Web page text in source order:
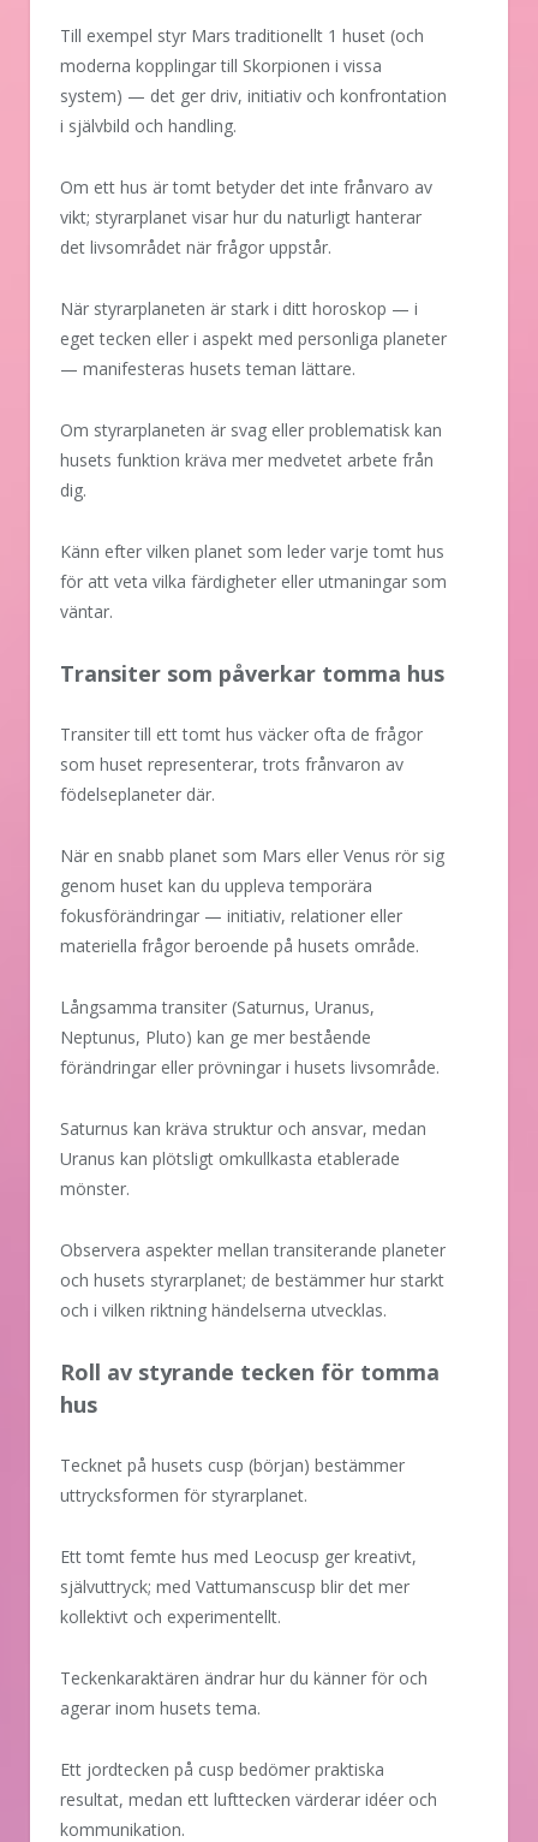
Till exempel styr Mars traditionellt 1 huset (och
moderna kopplingar till Skorpionen i vissa
system) — det ger driv, initiativ och konfrontation
i självbild och handling.
Om ett hus är tomt betyder det inte frånvaro av
vikt; styrarplanet visar hur du naturligt hanterar
det livsområdet när frågor uppstår.
När styrarplaneten är stark i ditt horoskop — i
eget tecken eller i aspekt med personliga planeter
— manifesteras husets teman lättare.
Om styrarplaneten är svag eller problematisk kan
husets funktion kräva mer medvetet arbete från
dig.
Känn efter vilken planet som leder varje tomt hus
för att veta vilka färdigheter eller utmaningar som
väntar.
Transiter som påverkar tomma hus
Transiter till ett tomt hus väcker ofta de frågor
som huset representerar, trots frånvaron av
födelseplaneter där.
När en snabb planet som Mars eller Venus rör sig
genom huset kan du uppleva temporära
fokusförändringar — initiativ, relationer eller
materiella frågor beroende på husets område.
Långsamma transiter (Saturnus, Uranus,
Neptunus, Pluto) kan ge mer bestående
förändringar eller prövningar i husets livsområde.
Saturnus kan kräva struktur och ansvar, medan
Uranus kan plötsligt omkullkasta etablerade
mönster.
Observera aspekter mellan transiterande planeter
och husets styrarplanet; de bestämmer hur starkt
och i vilken riktning händelserna utvecklas.
Roll av styrande tecken för tomma
hus
Tecknet på husets cusp (början) bestämmer
uttrycksformen för styrarplanet.
Ett tomt femte hus med Leocusp ger kreativt,
självuttryck; med Vattumanscusp blir det mer
kollektivt och experimentellt.
Teckenkaraktären ändrar hur du känner för och
agerar inom husets tema.
Ett jordtecken på cusp bedömer praktiska
resultat, medan ett lufttecken värderar idéer och
kommunikation.